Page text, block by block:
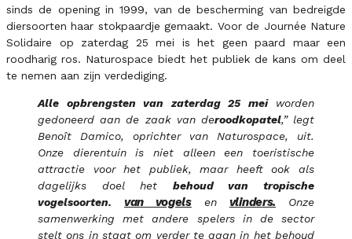
sinds de opening in 1999, van de bescherming van bedreigde
diersoorten haar stokpaardje gemaakt. Voor de Journée Nature
Solidaire op zaterdag 25 mei is het geen paard maar een
roodharig ros. Naturospace biedt het publiek de kans om deel
te nemen aan zijn verdediging.
Alle opbrengsten van zaterdag 25 meiworden
gedoneerd aan de zaak van deroodkopatel,” legt
Benoît Damico, oprichter van Naturospace, uit.
Onze dierentuin is niet alleen een toeristische
attractie voor het publiek, maar heeft ook als
dagelijks doel het behoud van tropische
vogelsoorten.
van vogelsen vlinders. Onze
samenwerking met andere spelers in de sector
stelt ons in staat om verder te gaan in het behoud